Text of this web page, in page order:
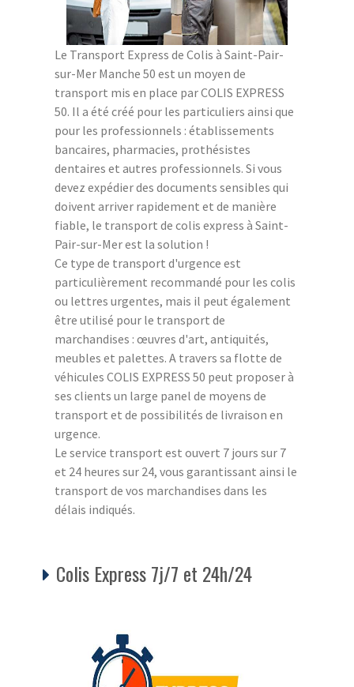
Le Transport Express de Colis à Saint-Pair-
sur-Mer Manche 50 est un moyen de
transport mis en place par COLIS EXPRESS
50. Il a été créé pour les particuliers ainsi que
pour les professionnels : établissements
bancaires, pharmacies, prothésistes
dentaires et autres professionnels. Si vous
devez expédier des documents sensibles qui
doivent arriver rapidement et de manière
fiable, le transport de colis express à Saint-
Pair-sur-Mer est la solution !
Ce type de transport d'urgence est
particulièrement recommandé pour les colis
ou lettres urgentes, mais il peut également
être utilisé pour le transport de
marchandises : œuvres d'art, antiquités,
meubles et palettes. A travers sa flotte de
véhicules COLIS EXPRESS 50 peut proposer à
ses clients un large panel de moyens de
transport et de possibilités de livraison en
urgence.
Le service transport est ouvert 7 jours sur 7
et 24 heures sur 24, vous garantissant ainsi le
transport de vos marchandises dans les
délais indiqués.
Colis Express 7j/7 et 24h/24